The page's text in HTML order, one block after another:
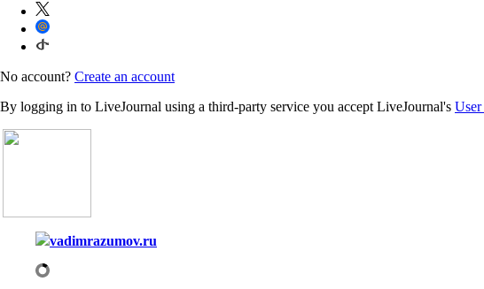
No account? Create an account
By logging in to LiveJournal using a third-party service you accept LiveJournal's User
vadimrazumov.ru